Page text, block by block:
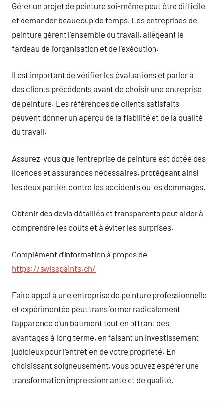
Gérer un projet de peinture soi-même peut être difficile
et demander beaucoup de temps. Les entreprises de
peinture gèrent l’ensemble du travail, allégeant le
fardeau de l’organisation et de l’exécution.
Il est important de vérifier les évaluations et parler à
des clients précédents avant de choisir une entreprise
de peinture. Les références de clients satisfaits
peuvent donner un aperçu de la fiabilité et de la qualité
du travail.
Assurez-vous que l’entreprise de peinture est dotée des
licences et assurances nécessaires, protégeant ainsi
les deux parties contre les accidents ou les dommages.
Obtenir des devis détaillés et transparents peut aider à
comprendre les coûts et à éviter les surprises.
Complément d’information à propos de
https://swisspaints.ch/
Faire appel à une entreprise de peinture professionnelle
et expérimentée peut transformer radicalement
l’apparence d’un bâtiment tout en offrant des
avantages à long terme, en faisant un investissement
judicieux pour l’entretien de votre propriété. En
choisissant soigneusement, vous pouvez espérer une
transformation impressionnante et de qualité.